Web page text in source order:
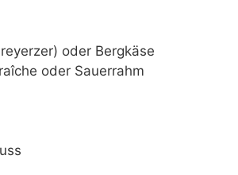
oder Bergkäse
oder Sauerrahm